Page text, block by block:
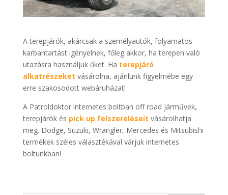
A terepjárók, akárcsak a személyautók, folyamatos
karbantartást igényelnek, főleg akkor, ha terepen való
utazásra használjuk őket. Ha terepjáró
alkatrészeket vásárolna, ajánlunk figyelmébe egy
erre szakosodott webáruházat!
A Patroldoktor internetes boltban off road járművek,
terepjárók és pick up felszereléseit vásárolhatja
meg. Dodge, Suzuki, Wrangler, Mercedes és Mitsubishi
termékek széles választékával várjuk internetes
boltunkban!